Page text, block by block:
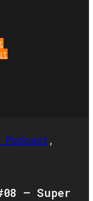
Podcast,
– Super